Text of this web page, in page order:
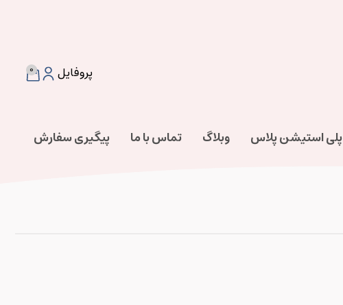
0 پروفایل
پلی استیشن پلاس وبلاگ تماس با ما پیگیری سفارش